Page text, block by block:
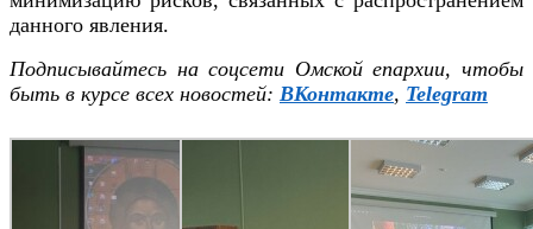
данного явления.
Подписывайтесь на соцсети Омской епархии, чтобы
быть в курсе всех новостей: ВКонтакте, Telegram